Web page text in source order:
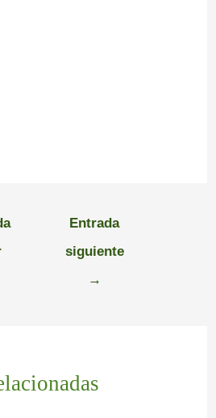
Entrada
siguiente
→